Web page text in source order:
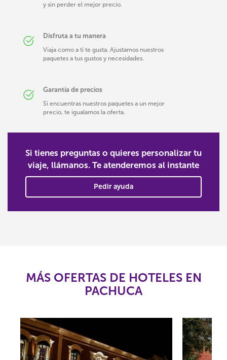
y sin perder el mejor precio.
Disfruta a tu manera
Viaja como a ti te gusta. Ajustamos nuestros
paquetes a tus gustos y necesidades.
Garantía de precios
Si encuentras nuestros paquetes a un mejor
precio, te igualamos la oferta.
Si tienes preguntas o quieres personalizar tu
viaje, llámanos. Te atenderemos al instante
Pedir ayuda
MÁS OFERTAS DE HOTELES EN
PACHUCA